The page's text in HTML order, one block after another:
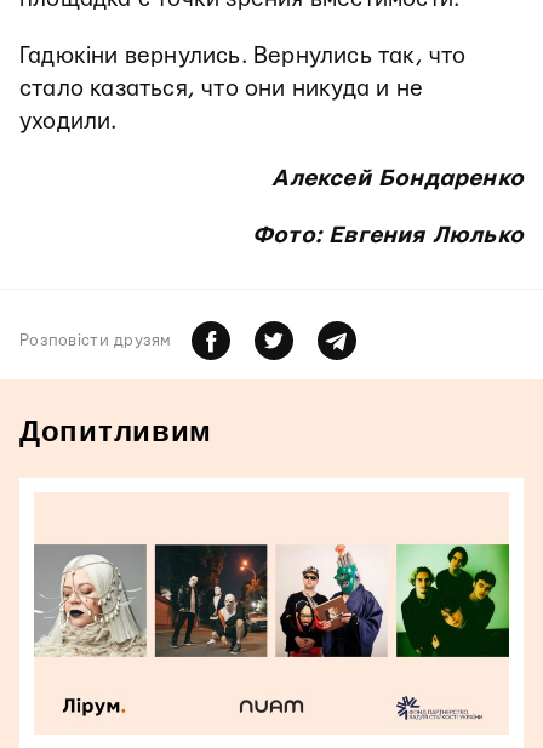
Гадюкіни вернулись. Вернулись так, что
стало казаться, что они никуда и не
уходили.
Алексей Бондаренко
Фото: Евгения Люлько
Розповiсти друзям
Допитливим